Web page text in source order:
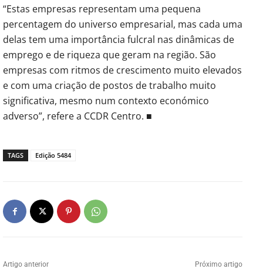
“Estas empresas representam uma pequena
percentagem do universo empresarial, mas cada uma
delas tem uma importância fulcral nas dinâmicas de
emprego e de riqueza que geram na região. São
empresas com ritmos de crescimento muito elevados
e com uma criação de postos de trabalho muito
significativa, mesmo num contexto económico
adverso”, refere a CCDR Centro. ■
TAGS Edição 5484
Artigo anterior Próximo artigo